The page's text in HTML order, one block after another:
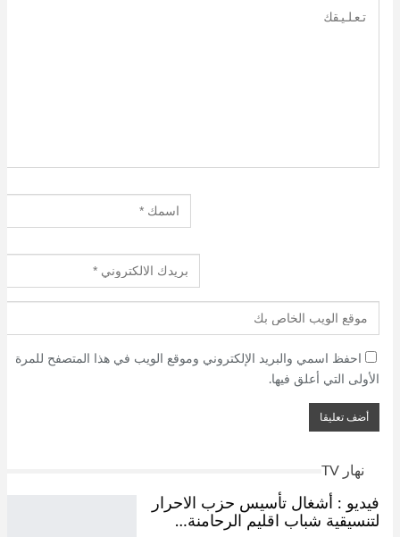
احفظ اسمي والبريد الإلكتروني وموقع الويب في هذا المتصفح للمرة
الأولى التي أعلق فيها.
نهار TV
فيديو : أشغال تأسيس حزب الاحرار
لتنسيقية شباب اقليم الرحامنة…